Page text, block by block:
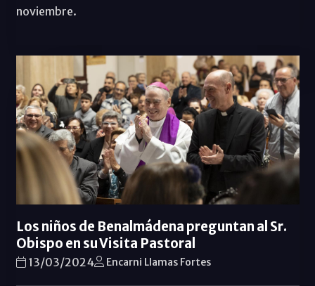
noviembre.
Los niños de Benalmádena preguntan al Sr.
Obispo en su Visita Pastoral
13/03/2024 Encarni Llamas Fortes